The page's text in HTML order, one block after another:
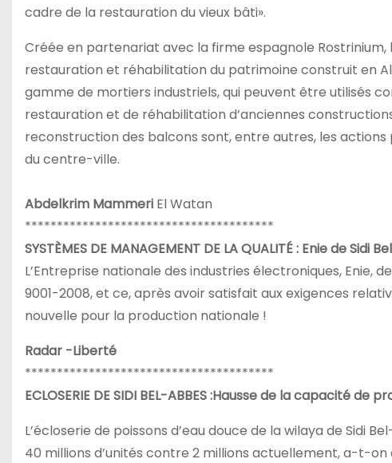
cadre de la restauration du vieux bâti».
Créée en partenariat avec la firme espagnole
restauration et réhabilitation du patrimoine construit en
gamme de mortiers industriels, qui peuvent être utilisés
restauration et de réhabilitation d’anciennes
reconstruction des balcons sont, entre autres, les
du centre-ville.
Abdelkrim Mammeri El Watan
***************************************
SYSTÈMES DE MANAGEMENT DE LA QUALITÉ : Enie de
L’Entreprise nationale des industries électroniques, Enie,
9001-2008, et ce, après avoir satisfait aux exigences
nouvelle pour la production nationale !
Radar -Liberté
***************************************
ECLOSERIE DE SIDI BEL-ABBES :Hausse de la capacité de
L’écloserie de poissons d’eau douce de la wilaya de
40 millions d’unités contre 2 millions actuellement, a-t-